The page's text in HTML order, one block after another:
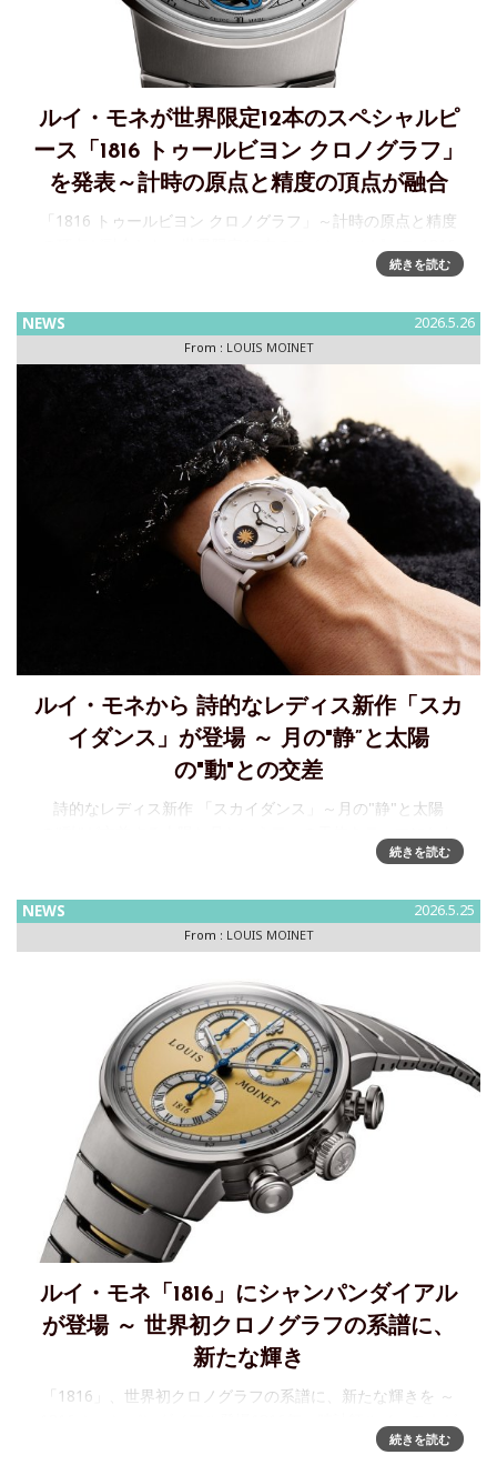
ルイ・モネが世界限定12本のスペシャルピ
ース「1816 トゥールビヨン クロノグラフ」
を発表～計時の原点と精度の頂点が融合
「1816 トゥールビヨン クロノグラフ」～計時の原点と精度
年、時計師ルイ・モネは世界で初めて「時間を計測するため
代、精度の
続きを読む
NEWS 2026.5.26
From : LOUIS MOINET
ルイ・モネから 詩的なレディス新作「スカ
イダンス」が登場 ～ 月の"静”と太陽
の"動"との交差
詩的なレディス新作 「スカイダンス」～月の"静"と太陽
レディス新作スカイダンスを発表いたします。12時位置には
続きを読む
NEWS 2026.5.25
From : LOUIS MOINET
ルイ・モネ「1816」にシャンパンダイアル
が登場 ～ 世界初クロノグラフの系譜に、
新たな輝き
「1816」、世界初クロノグラフの系譜に、新たな輝きを ～
世界初のクロノグラフを完成させました。その歴史的偉業を
続きを読む